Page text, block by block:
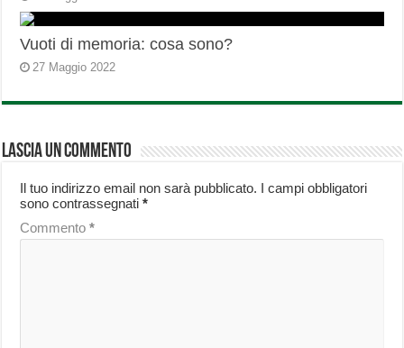
Vuoti di memoria: cosa sono?
27 Maggio 2022
Lascia un commento
Il tuo indirizzo email non sarà pubblicato. I campi obbligatori
sono contrassegnati*
Commento*